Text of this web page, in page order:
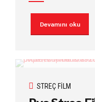
Devamını oku
STREÇ FILM